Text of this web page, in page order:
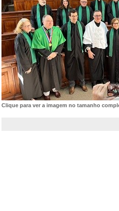
Clique para ver a imagem no tamanho